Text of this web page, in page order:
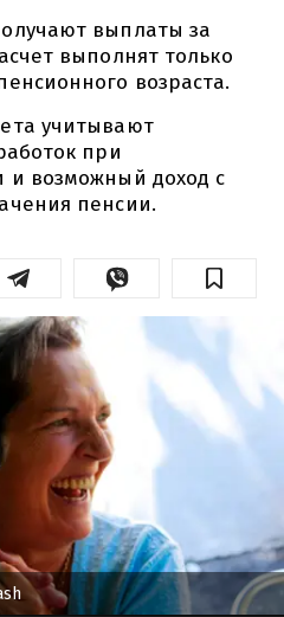
выплаты за
выполнят только
возраста.
учитывают
при
и возможный доход с
пенсии.